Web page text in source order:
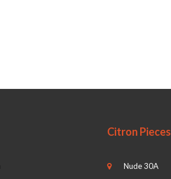
Citron Pieces
Nude 30A